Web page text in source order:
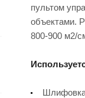
пультом
объектами.
800-900 м2/
Шлифовка